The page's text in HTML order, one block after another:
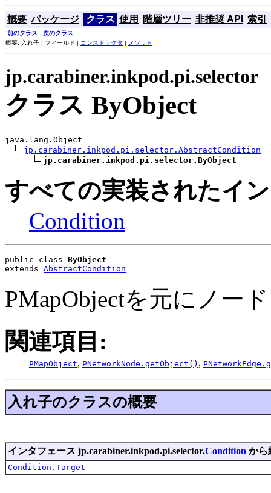
概要 パッケージ クラス 使用 階層ツリー 非推奨 API 索引
前のクラス
次のクラス
概要: 入れ子 | フィールド | コンストラクタ | メソッド
jp.carabiner.inkpod.pi.selector
クラス ByObject
java.lang.Object
jp.carabiner.inkpod.pi.selector.AbstractCondition
jp.carabiner.inkpod.pi.selector.ByObject
すべての実装されたイ
Condition
public class ByObject
extends AbstractCondition
PMapObjectを元にノー
関連項目:
PMapObject, PNetworkNode.getObject() ,
入れ子のクラスの概要
インタフェース jp.carabiner.inkpod.pi.selector.Condition から
Condition.Target